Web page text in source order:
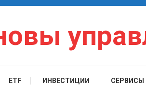
ETF ИНВЕСТИЦИИ СЕРВИСЫ